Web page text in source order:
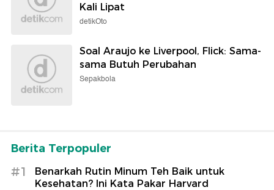
Kali Lipat
detikOto
Soal Araujo ke Liverpool, Flick: Sama-
sama Butuh Perubahan
Sepakbola
Berita Terpopuler
#1
Benarkah Rutin Minum Teh Baik untuk
Kesehatan? Ini Kata Pakar Harvard